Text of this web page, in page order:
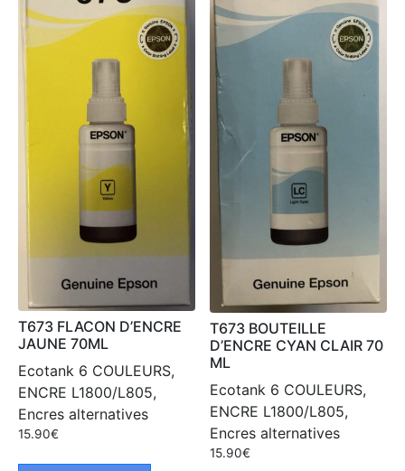
T673 FLACON D’ENCRE
JAUNE 70ML
Ecotank 6 COULEURS,
ENCRE L1800/L805,
Encres alternatives
15.90€
T673 BOUTEILLE
D’ENCRE CYAN CLAIR 70
ML
Ecotank 6 COULEURS,
ENCRE L1800/L805,
Encres alternatives
15.90€